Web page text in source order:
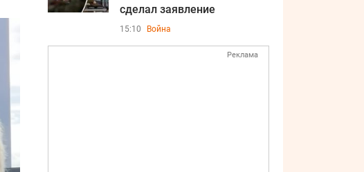
сделал заявление
15:10 Война
Реклама